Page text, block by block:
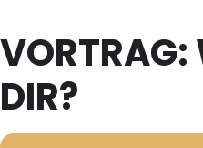
VORTRAG:
DIR?